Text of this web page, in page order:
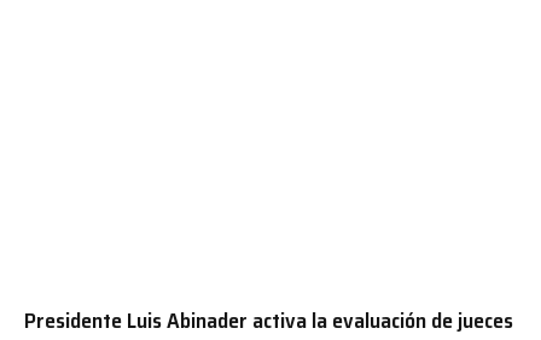
Presidente Luis Abinader activa la evaluación de jueces